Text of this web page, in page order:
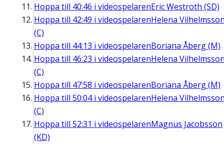
Hoppa till 40:46 i videospelarenEric Westroth (SD)
Hoppa till 42:49 i videospelarenHelena
(C)
Hoppa till 44:13 i videospelarenBoriana Åberg (M)
Hoppa till 46:23 i videospelarenHelena
(C)
Hoppa till 47:58 i videospelarenBoriana Åberg (M)
Hoppa till 50:04i videospelarenHelena
(C)
Hoppa till 52:31 i videospelarenMagnus Jacobsson
(KD)